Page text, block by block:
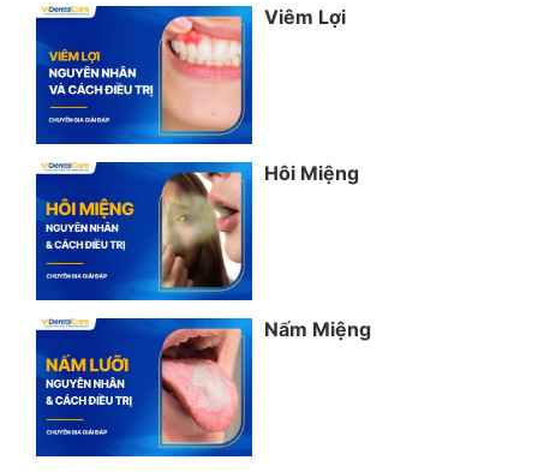
Viêm Lợi
Hôi Miệng
Nấm Miệng